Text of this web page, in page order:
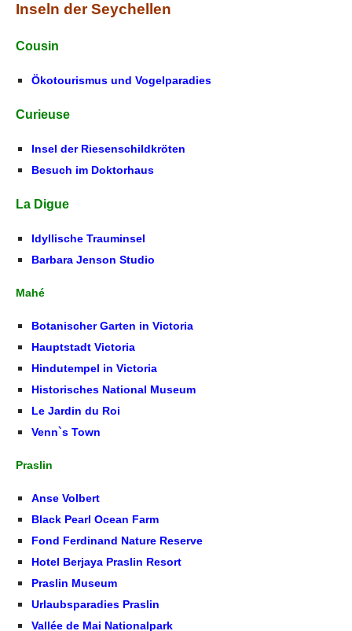
Inseln der Seychellen
Cousin
Ökotourismus und Vogelparadies
Curieuse
Insel der Riesenschildkröten
Besuch im Doktorhaus
La Digue
Idyllische Trauminsel
Barbara Jenson Studio
Mahé
Botanischer Garten in Victoria
Hauptstadt Victoria
Hindutempel in Victoria
Historisches National Museum
Le Jardin du Roi
Venn`s Town
Praslin
Anse Volbert
Black Pearl Ocean Farm
Fond Ferdinand Nature Reserve
Hotel Berjaya Praslin Resort
Praslin Museum
Urlaubsparadies Praslin
Vallée de Mai Nationalpark